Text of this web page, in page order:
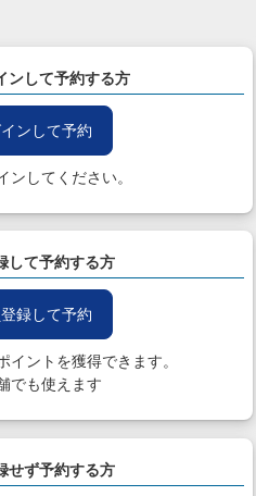
ンして予約する方
ンして予約
ンしてください。
して予約する方
録して予約
イントを獲得できます。
でも使えます
せず予約する方